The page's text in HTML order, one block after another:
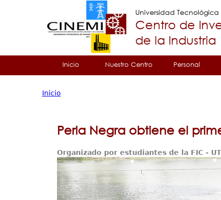
Universidad
Centro de
de la Industria
Tropical
Principal
Inicio Nuestro Centro Personal
está
Inicio
Perla Negra obtiene el
Organizado por estudiantes de la FIC -